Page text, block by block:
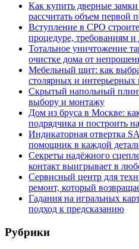
Как купить дверные
рассчитать объем первой
Вступление в СРО
процедуре, требованиям
Тотальное уничтожение
очистке дома от
Мебельный щит: как
столярных и интерьерных
Скрытый напольный
выбору и монтажу
Дом из бруса в Москве:
подрядчика и построить
Индикаторная отвертка
помощник в каждой
Секреты надёжного
контакт выигрывает в
Сервисный центр для
ремонт, который
Гадания на игральных
подход к предсказанию
Рубрики